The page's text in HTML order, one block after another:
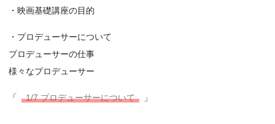
・映画基礎講座の目的
・プロデューサーについて
プロデューサーの仕事
様々なプロデューサー
「 1/7 プロデューサーについて 」